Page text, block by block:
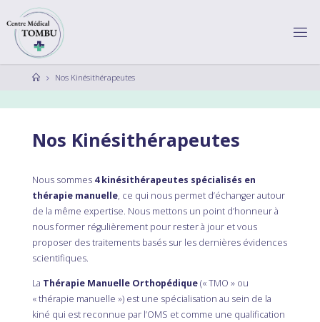
to
content
EN
TR
DI
LT
O
M
BU
Centre
HomeNos Kinésithérapeutes
Nos Kinésithérapeutes
Nous sommes4 kinésithérapeutes spécialisés en
thérapie manuelle, ce qui nous permet d’échanger autour
de la même expertise. Nous mettons un point d’honneur à
nous former régulièrement pour rester à jour et vous
proposer des traitements basés sur les dernières évidences
scientifiques.
La Thérapie Manuelle Orthopédique(« TMO » ou
« thérapie manuelle ») est une spécialisation au sein de la
kiné qui est reconnue par l’OMS et comme une qualification